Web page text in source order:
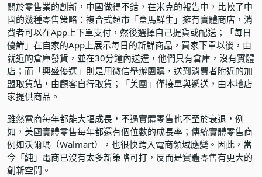
關於零售業的創新，中國做得不錯，在米克的報告中，比較了中
國的幾種零售策略：複合式超市「盒馬鮮生」擁有實體商店，消
費者可以在App上下單支付，然後選擇自己提貨或配送；「每日
優鮮」在自家的App上展示每日的新鮮商品，買家下單以後，由
就近的倉庫發貨，並在30分鐘內送達，他們只有倉庫，沒有實體
店；而「興盛優選」則是用微信舉辦團購，送到消費者附近的加
盟取貨站，由顧客自行取貨；「美團」僅接單與遞送，由本地店
家提供商品。
雖然電商每年都能大幅成長，不過實體零售也不至於衰退，例
如，美國實體零售每年都還有個位數的成長率；傳統實體零售商
例如沃爾瑪（Walmart），也很快跨入電商領域應變。因此，當
今「純」電商已沒有太多新策略可打，反而是實體零售有更大的
創新空間。